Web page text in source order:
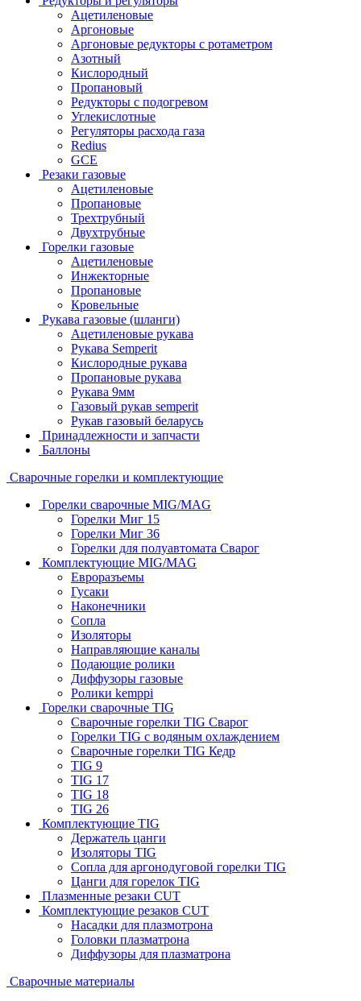
Ацетиленовые
Аргоновые
Аргоновые редукторы с ротаметром
Азотный
Кислородный
Пропановый
Редукторы с подогревом
Углекислотные
Регуляторы расхода газа
Redius
GCE
Резаки газовые
Ацетиленовые
Пропановые
Трехтрубный
Двухтрубные
Горелки газовые
Ацетиленовые
Инжекторные
Пропановые
Кровельные
Рукава газовые (шланги)
Ацетиленовые рукава
Рукава Semperit
Кислородные рукава
Пропановые рукава
Рукава 9мм
Газовый рукав semperit
Рукав газовый беларусь
Принадлежности и запчасти
Баллоны
Сварочные горелки и комплектующие
Горелки сварочные MIG/MAG
Горелки Миг 15
Горелки Миг 36
Горелки для полуавтомата Сварог
Комплектующие MIG/MAG
Евроразъемы
Гусаки
Наконечники
Сопла
Изоляторы
Направляющие каналы
Подающие ролики
Диффузоры газовые
Ролики kemppi
Горелки сварочные TIG
Сварочные горелки TIG Сварог
Горелки TIG с водяным охлаждением
Сварочные горелки TIG Кедр
TIG 9
TIG 17
TIG 18
TIG 26
Комплектующие TIG
Держатель цанги
Изоляторы TIG
Сопла для аргонодуговой горелки TIG
Цанги для горелок TIG
Плазменные резаки CUT
Комплектующие резаков CUT
Насадки для плазмотрона
Головки плазматрона
Диффузоры для плазматрона
Сварочные материалы